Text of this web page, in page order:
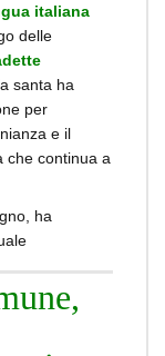
italiana
delle
santa ha
per
e il
che continua a
ha